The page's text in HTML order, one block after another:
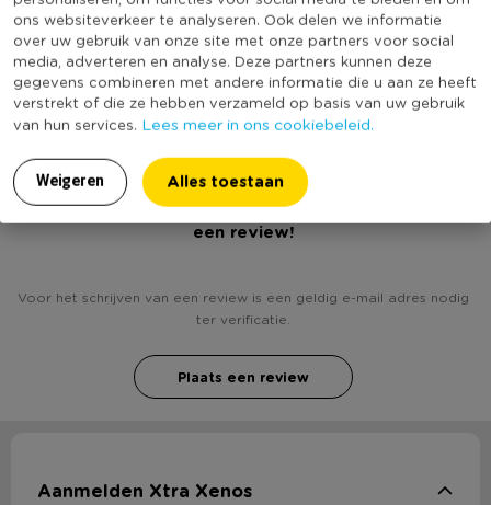
ons websiteverkeer te analyseren. Ook delen we informatie
over uw gebruik van onze site met onze partners voor social
media, adverteren en analyse. Deze partners kunnen deze
gegevens combineren met andere informatie die u aan ze heeft
verstrekt of die ze hebben verzameld op basis van uw gebruik
van hun services. Lees meer in ons cookiebeleid.
Weigeren Alles toestaan
Kleur
Roze
Productlengte (cm)
140
Duurzaamheidsscore
(Nog) geen score
bekend
Heb jij Picknickplaid - roze - 140x140 cm? Schrijf
een review!
Voor het schrijven van een review is een geldig e-mail adres nodig
ter verificatie.
Plaats een review
Aanmelden Xtra Xenos